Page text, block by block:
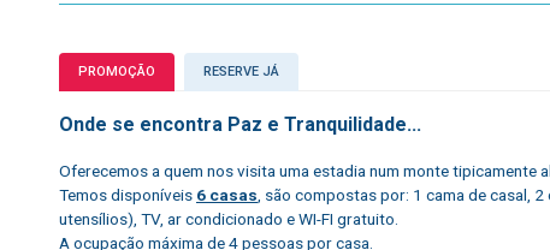
PROMOÇÃO RESERVE JÁ
Onde se encontra Paz e Tranquilidade...
Oferecemos a quem nos visita uma estadia num monte tipicamente
Temos disponíveis 6 casas, são compostas por: 1 cama de casal,
utensílios), TV, ar condicionado e WI-FI gratuito.
A ocupação máxima de 4 pessoas por casa.